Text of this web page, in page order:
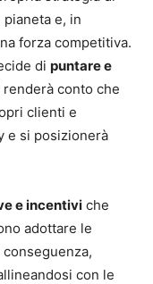
e, in
forza competitiva.
di puntare e
conto che
clienti e
e si posizionerà
e incentivi che
adottare le
con le